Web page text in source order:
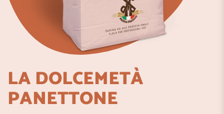
LA DOLCEMETÀ
PANETTONE